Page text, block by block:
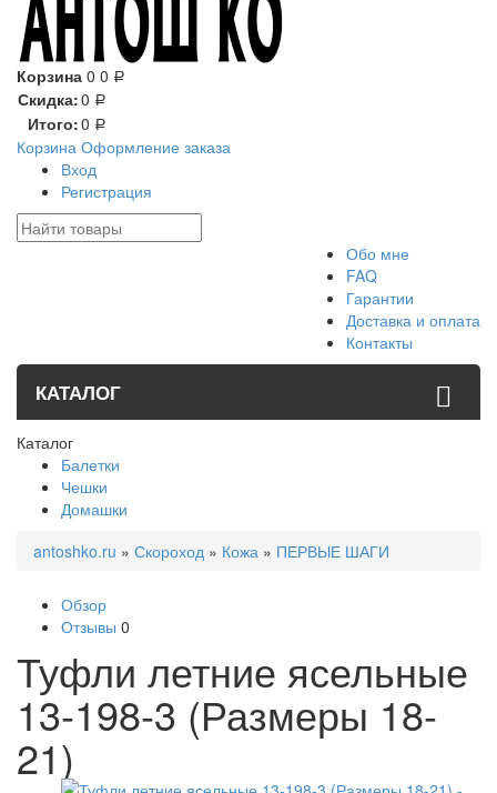
Корзина 0 0 Р
Скидка:0 Р
Итого:0 Р
Корзина Оформление заказа
Вход
Регистрация
Обо мне
FAQ
Гарантии
Доставка и оплата
Контакты
КАТАЛОГ
Каталог
Балетки
Чешки
Домашки
antoshko.ru » Скороход » Кожа » ПЕРВЫЕ ШАГИ
Обзор
Отзывы 0
Туфли летние ясельные
13-198-3 (Размеры 18-
21)